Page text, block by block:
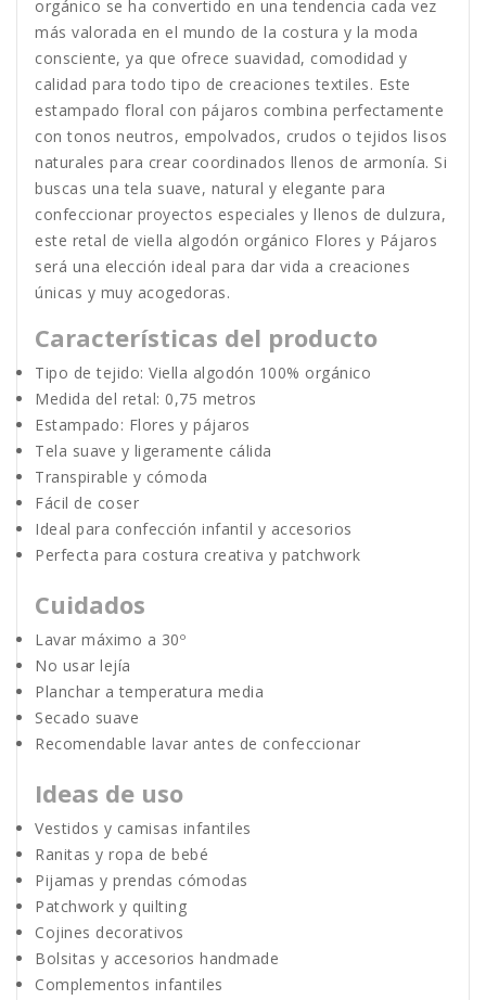
orgánico se ha convertido en una tendencia cada vez
más valorada en el mundo de la costura y la moda
consciente, ya que ofrece suavidad, comodidad y
calidad para todo tipo de creaciones textiles. Este
estampado floral con pájaros combina perfectamente
con tonos neutros, empolvados, crudos o tejidos lisos
naturales para crear coordinados llenos de armonía. Si
buscas una tela suave, natural y elegante para
confeccionar proyectos especiales y llenos de dulzura,
este retal de viella algodón orgánico Flores y Pájaros
será una elección ideal para dar vida a creaciones
únicas y muy acogedoras.
Características del producto
Tipo de tejido: Viella algodón 100% orgánico
Medida del retal: 0,75 metros
Estampado: Flores y pájaros
Tela suave y ligeramente cálida
Transpirable y cómoda
Fácil de coser
Ideal para confección infantil y accesorios
Perfecta para costura creativa y patchwork
Cuidados
Lavar máximo a 30º
No usar lejía
Planchar a temperatura media
Secado suave
Recomendable lavar antes de confeccionar
Ideas de uso
Vestidos y camisas infantiles
Ranitas y ropa de bebé
Pijamas y prendas cómodas
Patchwork y quilting
Cojines decorativos
Bolsitas y accesorios handmade
Complementos infantiles